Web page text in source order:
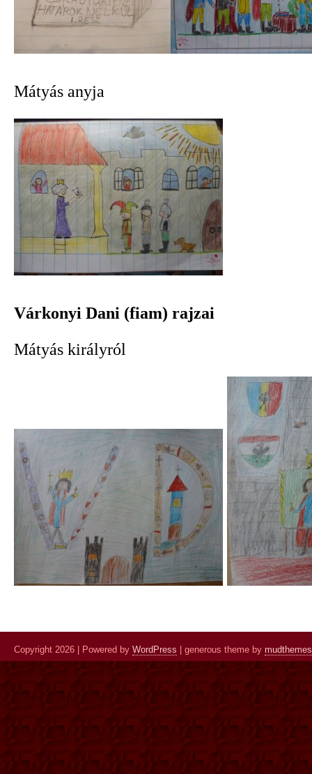
Mátyás anyja
Várkonyi Dani (fiam) rajzai
Mátyás királyról
Copyright 2026 | Powered by WordPress | generous theme by mudthemes